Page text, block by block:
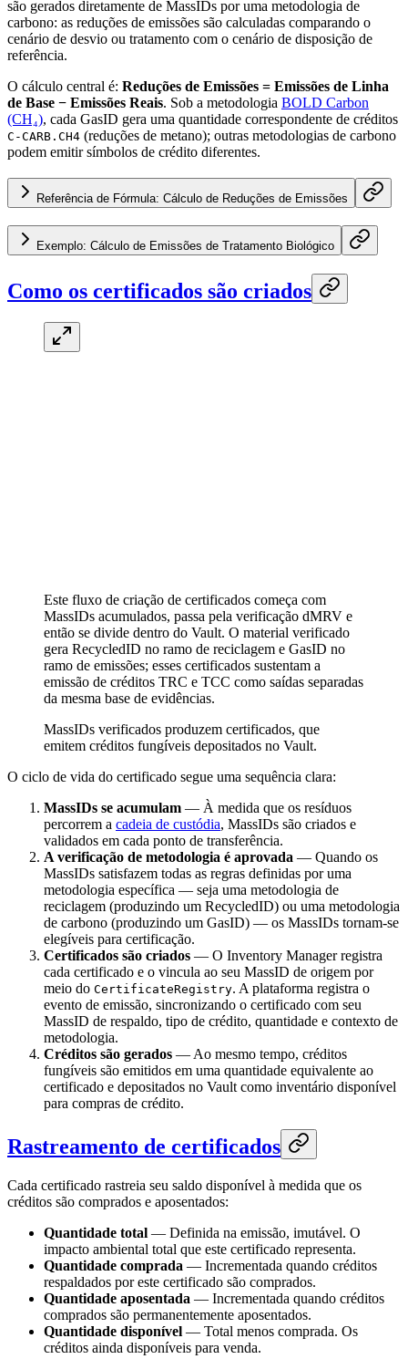
são gerados diretamente de MassIDs por uma metodologia de
carbono: as reduções de emissões são calculadas comparando o
cenário de desvio ou tratamento com o cenário de disposição de
referência.
O cálculo central é: Reduções de Emissões = Emissões de Linha
de Base − Emissões Reais. Sob a metodologia BOLD Carbon
(CH₄), cada GasID gera uma quantidade correspondente de créditos
C-CARB.CH4 (reduções de metano); outras metodologias de carbono
podem emitir símbolos de crédito diferentes.
Referência de Fórmula: Cálculo de Reduções de Emissões
Exemplo: Cálculo de Emissões de Tratamento Biológico
Como os certificados são criados
Este fluxo de criação de certificados começa com
MassIDs acumulados, passa pela verificação dMRV e
então se divide dentro do Vault. O material verificado
gera RecycledID no ramo de reciclagem e GasID no
ramo de emissões; esses certificados sustentam a
emissão de créditos TRC e TCC como saídas separadas
da mesma base de evidências.
MassIDs verificados produzem certificados, que
emitem créditos fungíveis depositados no Vault.
O ciclo de vida do certificado segue uma sequência clara:
MassIDs se acumulam — À medida que os resíduos
percorrem a cadeia de custódia, MassIDs são criados e
validados em cada ponto de transferência.
A verificação de metodologia é aprovada — Quando os
MassIDs satisfazem todas as regras definidas por uma
metodologia específica — seja uma metodologia de
reciclagem (produzindo um RecycledID) ou uma metodologia
de carbono (produzindo um GasID) — os MassIDs tornam-se
elegíveis para certificação.
Certificados são criados — O Inventory Manager registra
cada certificado e o vincula ao seu MassID de origem por
meio do CertificateRegistry. A plataforma registra o
evento de emissão, sincronizando o certificado com seu
MassID de respaldo, tipo de crédito, quantidade e contexto de
metodologia.
Créditos são gerados — Ao mesmo tempo, créditos
fungíveis são emitidos em uma quantidade equivalente ao
certificado e depositados no Vault como inventário disponível
para compras de crédito.
Rastreamento de certificados
Cada certificado rastreia seu saldo disponível à medida que os
créditos são comprados e aposentados:
Quantidade total — Definida na emissão, imutável. O
impacto ambiental total que este certificado representa.
Quantidade comprada — Incrementada quando créditos
respaldados por este certificado são comprados.
Quantidade aposentada — Incrementada quando créditos
comprados são permanentemente aposentados.
Quantidade disponível — Total menos comprada. Os
créditos ainda disponíveis para venda.